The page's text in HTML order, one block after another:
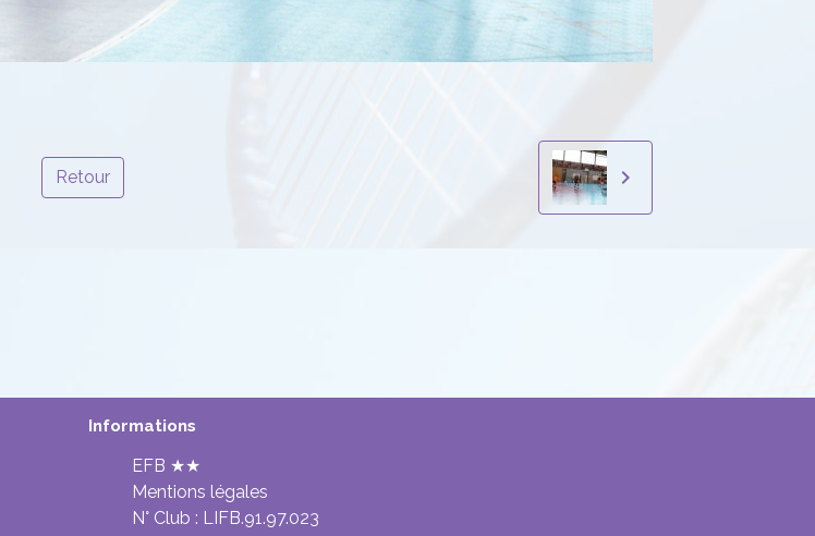
Retour
Informations
EFB ★★
Mentions légales
N° Club : LIFB.91.97.023